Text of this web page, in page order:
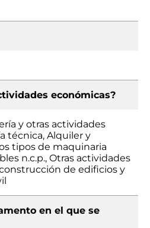
económicas?
y otras actividades
técnica, Alquiler y
tipos de maquinaria
n.c.p., Otras actividades
de edificios y
en el que se